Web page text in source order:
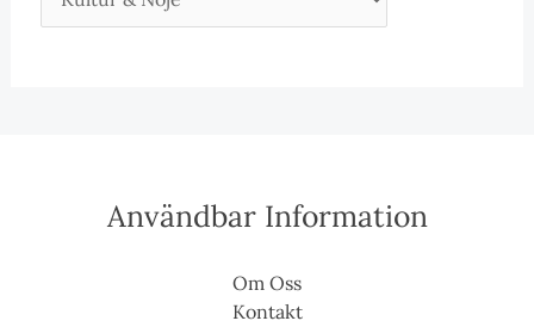
Användbar Information
Om Oss
Kontakt